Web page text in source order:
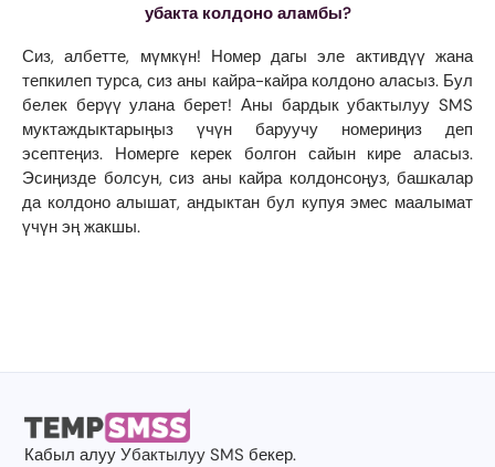
убакта колдоно аламбы?
Сиз, албетте, мүмкүн! Номер дагы эле активдүү жана
тепкилеп турса, сиз аны кайра-кайра колдоно аласыз. Бул
белек берүү улана берет! Аны бардык убактылуу SMS
муктаждыктарыңыз үчүн баруучу номериңиз деп
эсептеңиз. Номерге керек болгон сайын кире аласыз.
Эсиңизде болсун, сиз аны кайра колдонсоңуз, башкалар
да колдоно алышат, андыктан бул купуя эмес маалымат
үчүн эң жакшы.
Кабыл алууУбактылуу SMS бекер.